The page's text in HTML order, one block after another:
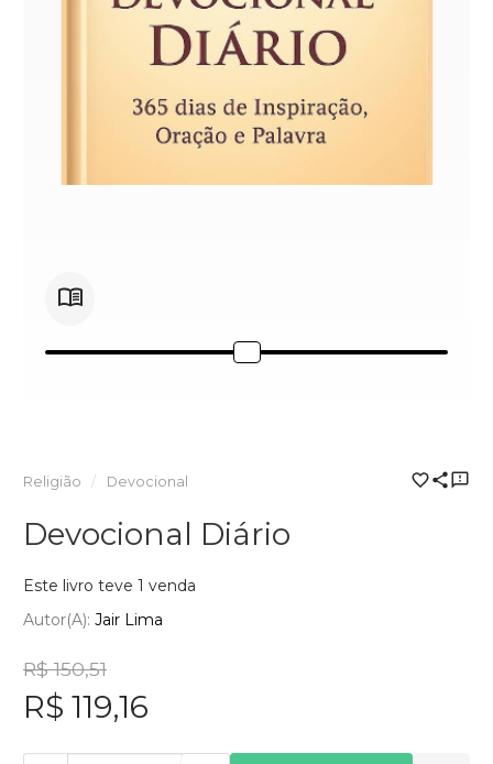
Religião Devocional
Devocional Diário
Este livro teve 1 venda
Autor(a): Jair Lima
R$ 150,51
R$ 119,16